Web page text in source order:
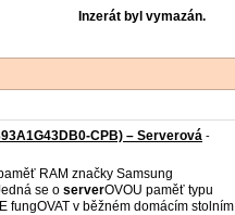
Inzerát byl vymazán.
CPB) – Serverová -
RAM značky Samsung
se o serverOVOU paměť typu
fungOVAT v běžném domácím stolním